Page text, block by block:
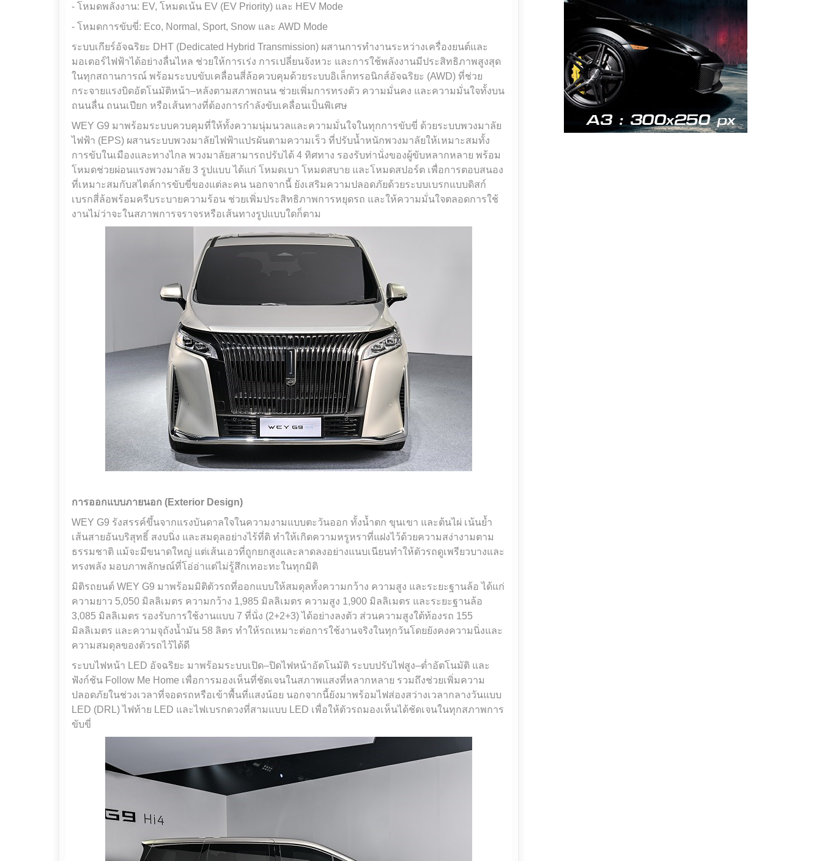
- โหมดพลังงาน: EV, โหมดเน้น EV (EV Priority) และ HEV Mode
- โหมดการขับขี่: Eco, Normal, Sport, Snow และ AWD Mode
ระบบเกียร์อัจฉริยะ DHT (Dedicated Hybrid Transmission) ผสานการทำงานระหว่างเครื่องยนต์และ
มอเตอร์ไฟฟ้าได้อย่างลื่นไหล ช่วยให้การเร่ง การเปลี่ยนจังหวะ และการใช้พลังงานมีประสิทธิภาพสูงสุด
ในทุกสถานการณ์ พร้อมระบบขับเคลื่อนสี่ล้อควบคุมด้วยระบบอิเล็กทรอนิกส์อัจฉริยะ (AWD) ที่ช่วย
กระจายแรงบิดอัตโนมัติหน้า–หลังตามสภาพถนน ช่วยเพิ่มการทรงตัว ความมั่นคง และความมั่นใจทั้งบน
ถนนลื่น ถนนเปียก หรือเส้นทางที่ต้องการกำลังขับเคลื่อนเป็นพิเศษ
WEY G9 มาพร้อมระบบควบคุมที่ให้ทั้งความนุ่มนวลและความมั่นใจในทุกการขับขี่ ด้วยระบบพวงมาลัย
ไฟฟ้า (EPS) ผสานระบบพวงมาลัยไฟฟ้าแปรผันตามความเร็ว ที่ปรับน้ำหนักพวงมาลัยให้เหมาะสมทั้ง
การขับในเมืองและทางไกล พวงมาลัยสามารถปรับได้ 4 ทิศทาง รองรับท่านั่งของผู้ขับหลากหลาย พร้อม
โหมดช่วยผ่อนแรงพวงมาลัย 3 รูปแบบ ได้แก่ โหมดเบา โหมดสบาย และโหมดสปอร์ต เพื่อการตอบสนอง
ที่เหมาะสมกับสไตล์การขับขี่ของแต่ละคน นอกจากนี้ ยังเสริมความปลอดภัยด้วยระบบเบรกแบบดิสก์
เบรกสี่ล้อพร้อมครีบระบายความร้อน ช่วยเพิ่มประสิทธิภาพการหยุดรถ และให้ความมั่นใจตลอดการใช้
งานไม่ว่าจะในสภาพการจราจรหรือเส้นทางรูปแบบใดก็ตาม
การออกแบบภายนอก (Exterior Design)
WEY G9 รังสรรค์ขึ้นจากแรงบันดาลใจในความงามแบบตะวันออก ทั้งน้ำตก ขุนเขา และต้นไผ่ เน้นย้ำ
เส้นสายอันบริสุทธิ์ สงบนิ่ง และสมดุลอย่างไร้ที่ติ ทำให้เกิดความหรูหราที่แฝงไว้ด้วยความสง่างามตาม
ธรรมชาติ แม้จะมีขนาดใหญ่ แต่เส้นเอวที่ถูกยกสูงและลาดลงอย่างแนบเนียนทำให้ตัวรถดูเพรียวบางและ
ทรงพลัง มอบภาพลักษณ์ที่โอ่อ่าแต่ไม่รู้สึกเทอะทะในทุกมิติ
มิติรถยนต์ WEY G9 มาพร้อมมิติตัวรถที่ออกแบบให้สมดุลทั้งความกว้าง ความสูง และระยะฐานล้อ ได้แก่
ความยาว 5,050 มิลลิเมตร ความกว้าง 1,985 มิลลิเมตร ความสูง 1,900 มิลลิเมตร และระยะฐานล้อ
3,085 มิลลิเมตร รองรับการใช้งานแบบ 7 ที่นั่ง (2+2+3) ได้อย่างลงตัว ส่วนความสูงใต้ท้องรถ 155
มิลลิเมตร และความจุถังน้ำมัน 58 ลิตร ทำให้รถเหมาะต่อการใช้งานจริงในทุกวันโดยยังคงความนิ่งและ
ความสมดุลของตัวรถไว้ได้ดี
ระบบไฟหน้า LED อัจฉริยะ มาพร้อมระบบเปิด–ปิดไฟหน้าอัตโนมัติ ระบบปรับไฟสูง–ต่ำอัตโนมัติ และ
ฟังก์ชัน Follow Me Home เพื่อการมองเห็นที่ชัดเจนในสภาพแสงที่หลากหลาย รวมถึงช่วยเพิ่มความ
ปลอดภัยในช่วงเวลาที่จอดรถหรือเข้าพื้นที่แสงน้อย นอกจากนี้ยังมาพร้อมไฟส่องสว่างเวลากลางวันแบบ
LED (DRL) ไฟท้าย LED และไฟเบรกดวงที่สามแบบ LED เพื่อให้ตัวรถมองเห็นได้ชัดเจนในทุกสภาพการ
ขับขี่